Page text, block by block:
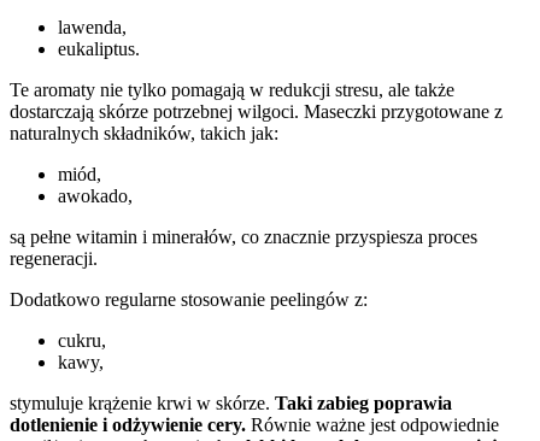
lawenda,
eukaliptus.
Te aromaty nie tylko pomagają w redukcji stresu, ale także
dostarczają skórze potrzebnej wilgoci. Maseczki przygotowane z
naturalnych składników, takich jak:
miód,
awokado,
są pełne witamin i minerałów, co znacznie przyspiesza proces
regeneracji.
Dodatkowo regularne stosowanie peelingów z:
cukru,
kawy,
stymuluje krążenie krwi w skórze. Taki zabieg poprawia
dotlenienie i odżywienie cery. Równie ważne jest odpowiednie